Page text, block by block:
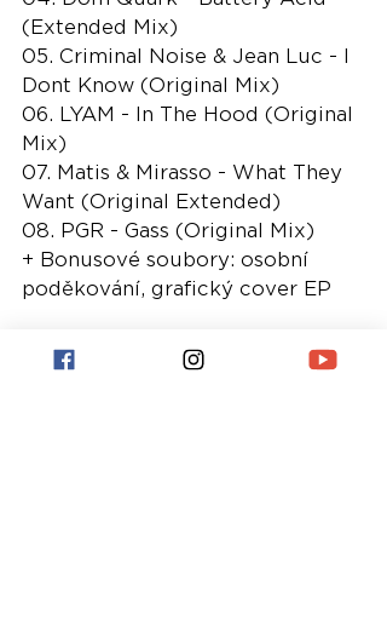
(Extended Mix)
05. Criminal Noise & Jean Luc - I
Dont Know (Original Mix)
06. LYAM - In The Hood (Original
Mix)
07. Matis & Mirasso - What They
Want (Original Extended)
08. PGR - Gass (Original Mix)
+ Bonusové soubory: osobní
poděkování, grafický cover EP